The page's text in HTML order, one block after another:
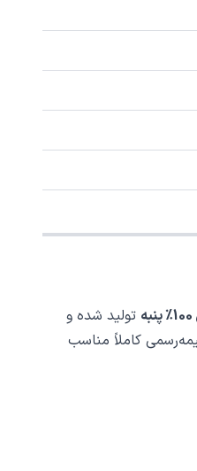
تولید شده و
کاملاً مناسب